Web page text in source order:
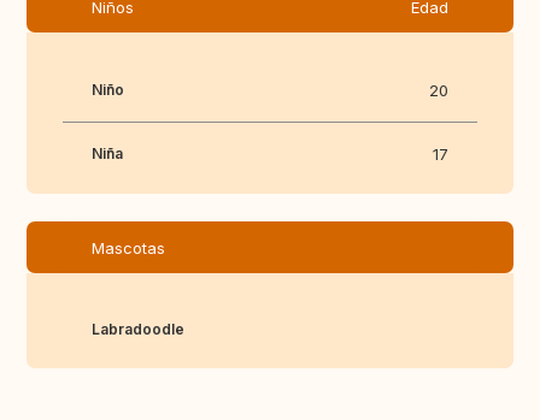
Niños Edad
Niño 20
Niña 17
Mascotas
Labradoodle